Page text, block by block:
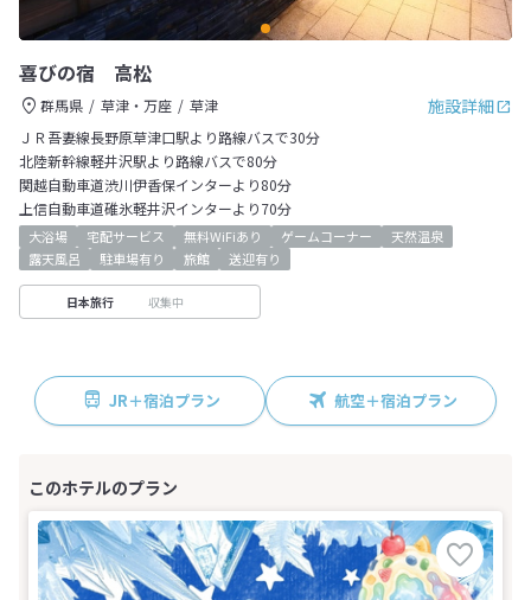
喜びの宿 高松
施設詳細
群馬県 草津・万座
草津
ＪＲ吾妻線長野原草津口駅より路線バスで30分
北陸新幹線軽井沢駅より路線バスで80分
関越自動車道渋川伊香保インターより80分
上信自動車道碓氷軽井沢インターより70分
大浴場 宅配サービス 無料WiFiあり ゲームコーナー
天然温泉
露天風呂
駐車場有り 旅館 送迎有り
日本旅行 収集中
JR＋宿泊プラン 航空＋宿泊プラン